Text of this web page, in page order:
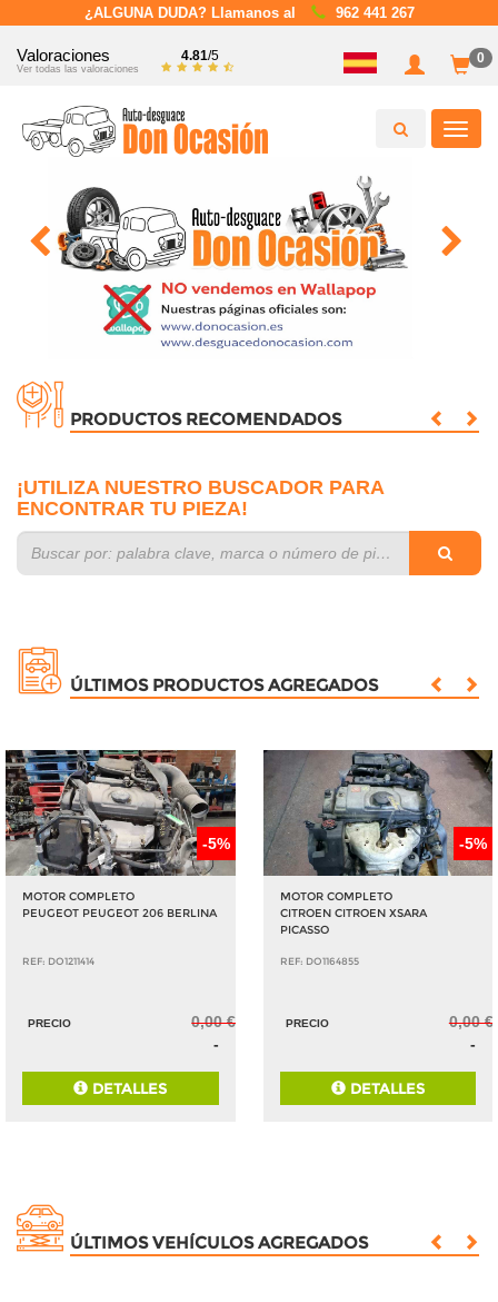
¿ALGUNA DUDA? Llamanos al 962 441 267
Valoraciones
Ver todas las valoraciones
4.81/5 0
PRODUCTOS RECOMENDADOS
¡UTILIZA NUESTRO BUSCADOR PARA
ENCONTRAR TU PIEZA!
ÚLTIMOS PRODUCTOS AGREGADOS
-5%
MOTOR COMPLETO
PEUGEOT PEUGEOT 206 BERLINA
REF: DO1211414
PRECIO
0,00 €
-
DETALLES
-5%
MOTOR COMPLETO
CITROEN CITROEN XSARA
PICASSO
REF: DO1164855
PRECIO
0,00 €
-
DETALLES
ÚLTIMOS VEHÍCULOS AGREGADOS